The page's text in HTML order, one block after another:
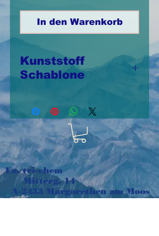
In den Warenkorb
Kunststoff
Schablone
Kunststoff 20cm x
25,5cm,
wiederverwendbar
Fa. tri-chem
Mitterg. 14
A-2433 Margarethen am Moos